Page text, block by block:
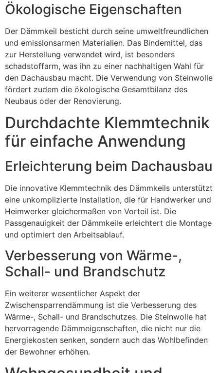
Ökologische Eigenschaften
Der Dämmkeil besticht durch seine umweltfreundlichen
und emissionsarmen Materialien. Das Bindemittel, das
zur Herstellung verwendet wird, ist besonders
schadstoffarm, was ihn zu einer nachhaltigen Wahl für
den Dachausbau macht. Die Verwendung von Steinwolle
fördert zudem die ökologische Gesamtbilanz des
Neubaus oder der Renovierung.
Durchdachte Klemmtechnik
für einfache Anwendung
Erleichterung beim Dachausbau
Die innovative Klemmtechnik des Dämmkeils unterstützt
eine unkomplizierte Installation, die für Handwerker und
Heimwerker gleichermaßen von Vorteil ist. Die
Passgenauigkeit der Dämmkeile erleichtert die Montage
und optimiert den Arbeitsablauf.
Verbesserung von Wärme-,
Schall- und Brandschutz
Ein weiterer wesentlicher Aspekt der
Zwischensparrendämmung ist die Verbesserung des
Wärme-, Schall- und Brandschutzes. Die Steinwolle hat
hervorragende Dämmeigenschaften, die nicht nur die
Energiekosten senken, sondern auch das Wohlbefinden
der Bewohner erhöhen.